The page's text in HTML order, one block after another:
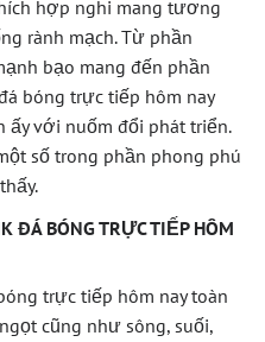
hợp nghi mang tương
rành mạch. Từ phần
bạo mang đến phần
bóng trực tiếp hôm nay
ấy với nuốm đổi phát triển.
số trong phần phong phú
ĐÁ BÓNG TRỰC TIẾP HÔM
trực tiếp hôm nay toàn
cũng như sông, suối,